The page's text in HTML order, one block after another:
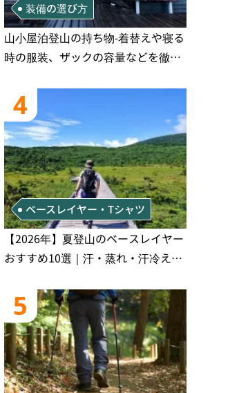
装備の選び方
山小屋泊登山の持ち物‐着替えや寝る
時の服装、ザックの容量などを徹底
4
ベースレイヤー・Tシャツ
【2026年】夏登山のベースレイヤー
おすすめ10選｜汗・蒸れ・汗冷え対
5